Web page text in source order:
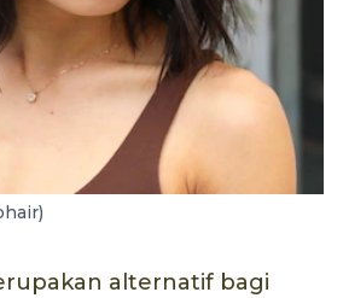
alternatif bagi